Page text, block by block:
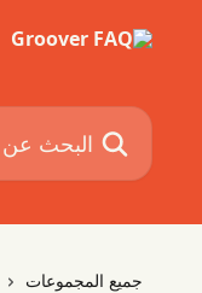
البحث عن المقالات...
جميع المجموعات